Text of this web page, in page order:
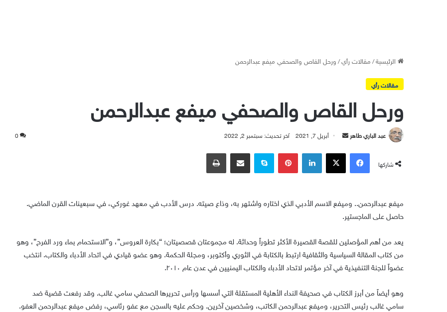
الرئيسية/مقالات رأي/ورحل القاص والصحفي ميفع عبدالرحمن
مقالات رأي
ورحل القاص والصحفي ميفع عبدالرحمن
عبد الباري طاهر
أرسل
إلكترونيا
أبريل 7, 2021 آخر تحديث: سبتمبر 2, 2022 0
شاركها
فيسبوك‫X لينكدإن بينتيريستسكايب مشاركة عبر البريد طباعة
ميفع عبدالرحمن.. وميفع الاسم الأدبي الذي اختاره واشتهر به، وذاع صيته. درس الأدب في معهد غوركي، في سبعينات القرن الماضي.
حاصل على الماجستير.
يعد من أهم المؤصلين للقصة القصيرة الأكثر تطوراً وحداثة. له مجموعتان قصصيتان؛ “بكارة العروس”، و”الاستحمام بماء ورد الفرح”، وهو
من كتاب المقالة السياسية والثقافية ارتبط بالكتابة في الثوري وأكتوبر، ومجلة الحكمة. وهو عضو قيادي في اتحاد الأدباء والكتاب. انتخب
عضواً للجنة التنفيذية في آخر مؤتمر لاتحاد الأدباء والكتاب اليمنيين في عدن عام ٢٠١٠.
وهو أيضاً من أبرز الكتاب في صحيفة النداء الأهلية المستقلة التي أسسها ورأس تحريرها الصحفي سامي غالب. وقد رفعت قضية ضد
سامي غالب رئيس التحرير، وميفع عبدالرحمن الكاتب، وشخصين آخرين. وحكم عليه بالسجن مع عفو رئاسي، رفض ميفع عبدالرحمن العفو.